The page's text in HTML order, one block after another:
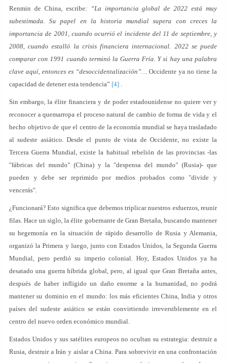
Renmin de China, escribe:
“La importancia global de 2022 está muy
subestimada. Su papel en la historia mundial supera con creces la
importancia de 2001, cuando ocurrió el incidente del 11 de septiembre, y
2008, cuando estalló la crisis financiera internacional. 2022 se puede
comparar con 1991 cuando terminó la Guerra Fría. Y si hay una palabra
clave aquí, entonces es “desoccidentalización”… Occidente ya no tiene la
capacidad de detener esta tendencia” [4] .
Sin embargo, la élite financiera y de poder estadounidense no quiere ver y
reconocer a quemarropa el proceso natural de cambio de forma de vida y el
hecho objetivo de que el centro de la economía mundial se haya trasladado
al sudeste asiático. Desde el punto de vista de Occidente, no existe la
Tercera Guerra Mundial, existe la habitual rebelión de las provincias -las
"fábricas del mundo" (China) y la "despensa del mundo" (Rusia)- que
pueden y debe ser reprimido por medios probados como "divide y
vencerás".
¿Funcionará? Esto significa que debemos triplicar nuestros esfuerzos, reunir
filas. Hace un siglo, la élite gobernante de Gran Bretaña, buscando mantener
su hegemonía en la situación de rápido desarrollo de Rusia y Alemania,
organizó la Primera y luego, junto con Estados Unidos, la Segunda Guerra
Mundial, pero perdió su imperio colonial. Hoy, Estados Unidos ya ha
desatado una guerra híbrida global, pero, al igual que Gran Bretaña antes,
después de haber infligido un daño enorme a la humanidad, no podrá
mantener su dominio en el mundo: los más eficientes China, India y otros
países del sudeste asiático se están convirtiendo irreversiblemente en el
centro del nuevo orden económico mundial.
Estados Unidos y sus satélites europeos no ocultan su estrategia: destruir a
Rusia, destruir a Irán y aislar a China. Para sobrevivir en una confrontación